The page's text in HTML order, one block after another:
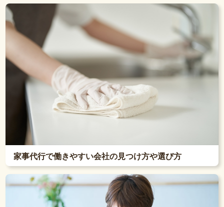
家事代行で働きやすい会社の見つけ方や選び方